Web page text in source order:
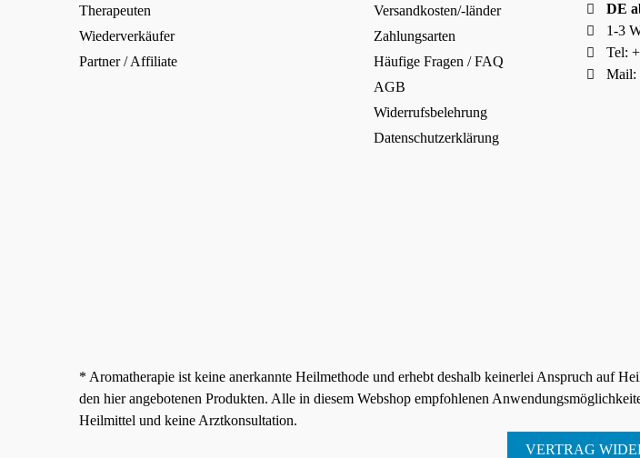
Therapeuten
Wiederverkäufer
Partner / Affiliate
Versandkosten/-länder
Zahlungsarten
Häufige Fragen / FAQ
AGB
Widerrufsbelehrung
Datenschutzerklärung
DE
1-3
Tel:
Mail:
* Aromatherapie ist keine anerkannte Heilmethode und erhebt deshalb keinerlei Anspruch auf
den hier angebotenen Produkten. Alle in diesem Webshop empfohlenen
Heilmittel und keine Arztkonsultation.
VERTRAG